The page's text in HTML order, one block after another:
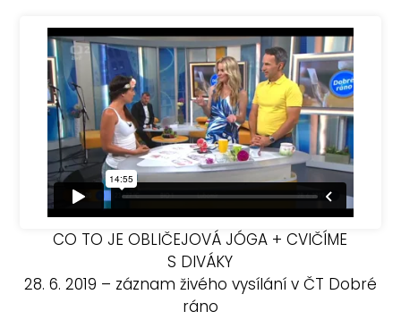
CO TO JE OBLIČEJOVÁ JÓGA + CVIČÍME
S DIVÁKY
28. 6. 2019 – záznam živého vysílání v ČT Dobré
ráno